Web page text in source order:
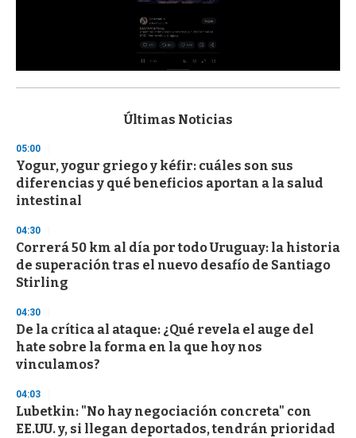
s
d
s
o
f
3
s
e
c
o
n
s
Últimas Noticias
05:00
Yogur, yogur griego y kéfir: cuáles son sus
diferencias y qué beneficios aportan a la salud
intestinal
04:30
Correrá 50 km al día por todo Uruguay: la historia
de superación tras el nuevo desafío de Santiago
Stirling
04:30
De la crítica al ataque: ¿Qué revela el auge del
hate sobre la forma en la que hoy nos
vinculamos?
04:03
Lubetkin: "No hay negociación concreta" con
EE.UU. y, si llegan deportados, tendrán prioridad